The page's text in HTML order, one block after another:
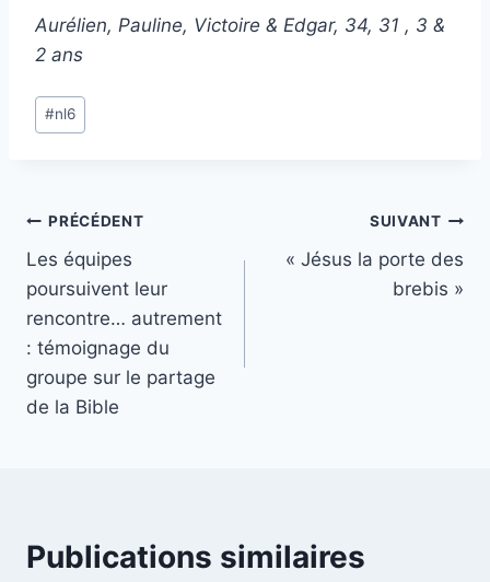
Aurélien, Pauline, Victoire & Edgar, 34, 31 , 3 &
2 ans
Étiquettes
de
#nl6
Navigation
de
l’article
PRÉCÉDENT
Les équipes
poursuivent leur
rencontre… autrement
: témoignage du
groupe sur le partage
de la Bible
SUIVANT
« Jésus la porte des
brebis »
Publications similaires